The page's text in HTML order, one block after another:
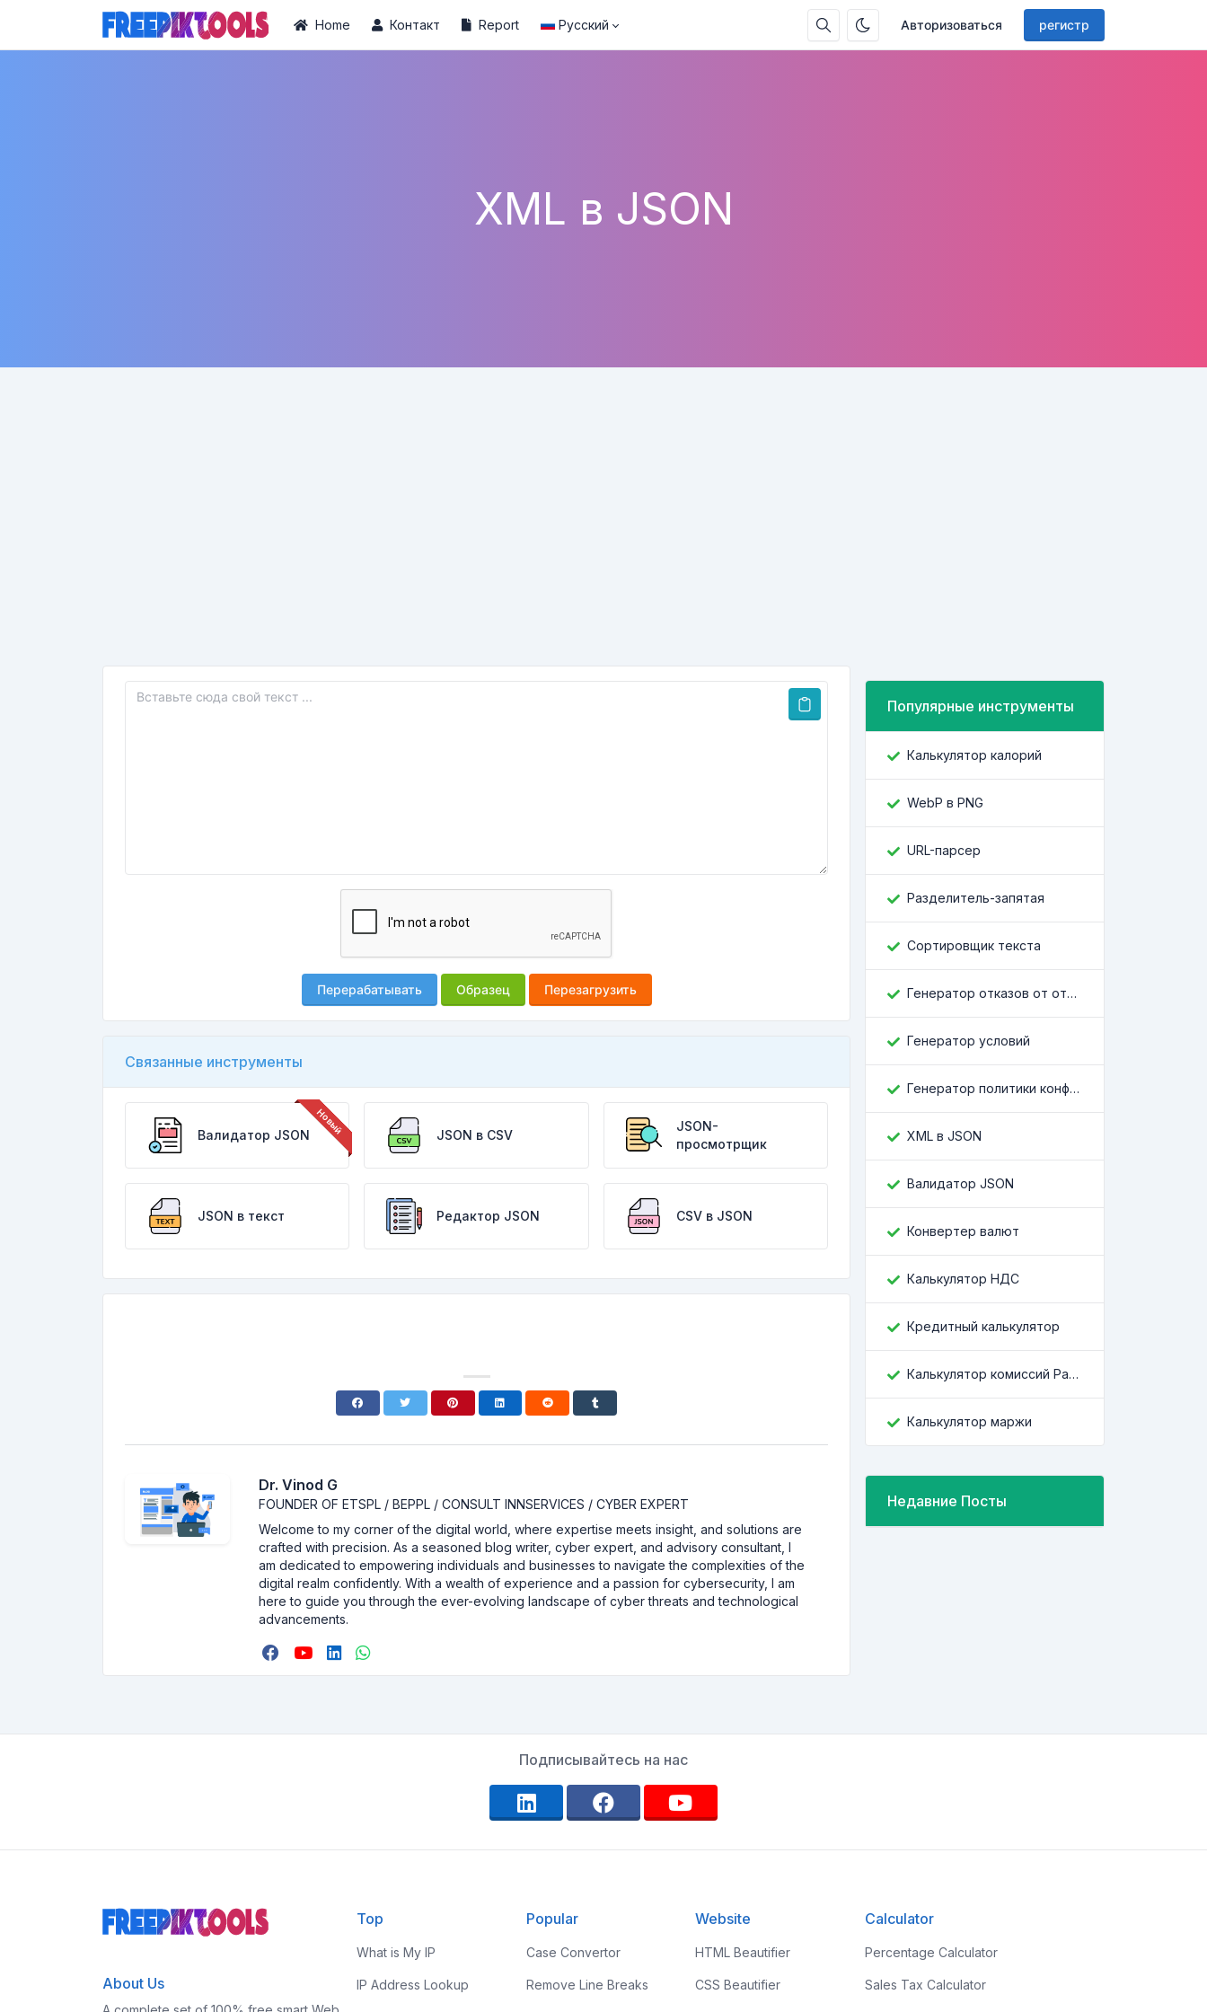
Авторизоваться регистр
Home Контакт Report Русский
XML в JSON
Перерабатывать Образец Перезагрузить
Связанные инструменты
Валидатор JSON JSON в CSV
JSON-
просмотрщик
JSON в текст Редактор JSON CSV в JSON
Dr. Vinod G
FOUNDER OF ETSPL / BEPPL / CONSULT INNSERVICES / CYBER EXPERT
Welcome to my corner of the digital world, where expertise meets insight, and solutions are
crafted with precision. As a seasoned blog writer, cyber expert, and advisory consultant, I
am dedicated to empowering individuals and businesses to navigate the complexities of the
digital realm confidently. With a wealth of experience and a passion for cybersecurity, I am
here to guide you through the ever-evolving landscape of cyber threats and technological
advancements.
Популярные инструменты
Калькулятор калорий
WebP в PNG
URL-парсер
Разделитель-запятая
Сортировщик текста
Генератор отказов от ответственности
Генератор условий
Генератор политики конфиденциальности
XML в JSON
Валидатор JSON
Конвертер валют
Калькулятор НДС
Кредитный калькулятор
Калькулятор комиссий Paypal
Калькулятор маржи
Недавние Посты
Подписывайтесь на нас
About Us
Top
What is My IP
IP Address Lookup
Popular
Case Convertor
Remove Line Breaks
Website
HTML Beautifier
CSS Beautifier
Calculator
Percentage Calculator
Sales Tax Calculator